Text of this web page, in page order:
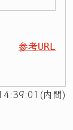
参考URL
内間)